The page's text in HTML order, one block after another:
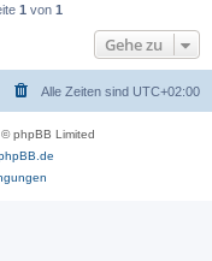
1 von 1
Gehe zu
Alle Zeiten sind UTC+02:00
phpBB Limited